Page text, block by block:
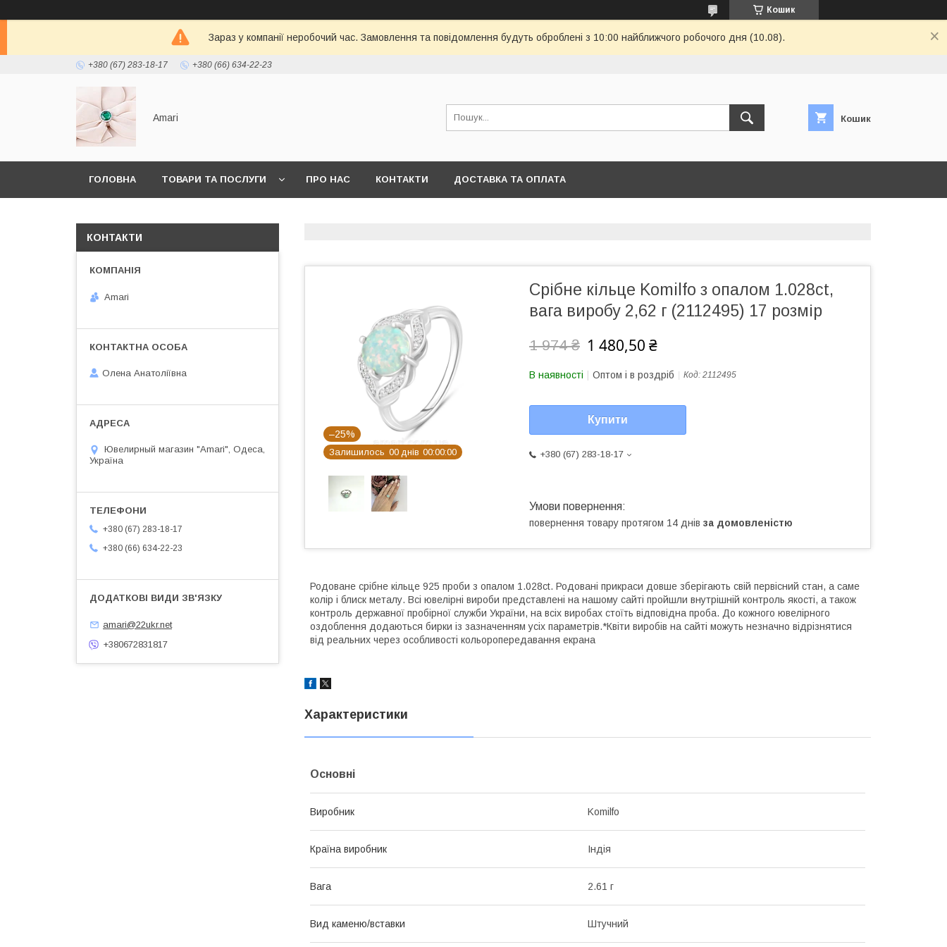
Кошик
Зараз у компанії неробочий час. Замовлення та повідомлення будуть оброблені з 10:00 найближчого робочого дня (10.08).
+380 (67) 283-18-17 +380 (66) 634-22-23
Amari Кошик
ГОЛОВНА ТОВАРИ ТА ПОСЛУГИ ПРО НАС КОНТАКТИ ДОСТАВКА ТА ОПЛАТА
–25%
Залишилось 00 днів 00 00 00
Срібне кільце Komilfo з опалом 1.028ct,
вага виробу 2,62 г (2112495) 17 розмір
1 974 ₴ 1 480,50 ₴
В наявності Оптом і в роздріб Код: 2112495
Купити
+380 (67) 283-18-17
повернення товару протягом 14 днів за домовленістю
Родоване срібне кільце 925 проби з опалом 1.028ct. Родовані прикраси довше зберігають свій первісний стан, а саме
колір і блиск металу. Всі ювелірні вироби представлені на нашому сайті пройшли внутрішній контроль якості, а також
контроль державної пробірної служби України, на всіх виробах стоїть відповідна проба. До кожного ювелірного
оздоблення додаються бирки із зазначенням усіх параметрів.*Квіти виробів на сайті можуть незначно відрізнятися
від реальних через особливості кольоропередавання екрана
Характеристики
Основні
Виробник Komilfo
Країна виробник Індія
Вага 2.61 г
Вид каменю/вставки Штучний
КОНТАКТИ
Amari
Олена Анатоліївна
Ювелирный магазин "Amari", Одеса,
Україна
+380 (67) 283-18-17
+380 (66) 634-22-23
amari@22ukr.net
+380672831817